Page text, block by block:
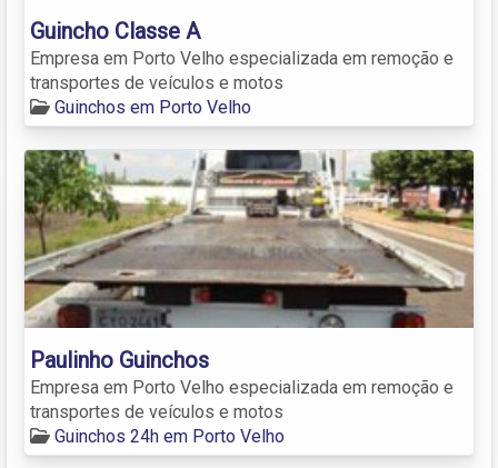
Guincho Classe A
Empresa em Porto Velho especializada em remoção e
transportes de veículos e motos
Guinchos em Porto Velho
Paulinho Guinchos
Empresa em Porto Velho especializada em remoção e
transportes de veículos e motos
Guinchos 24h em Porto Velho